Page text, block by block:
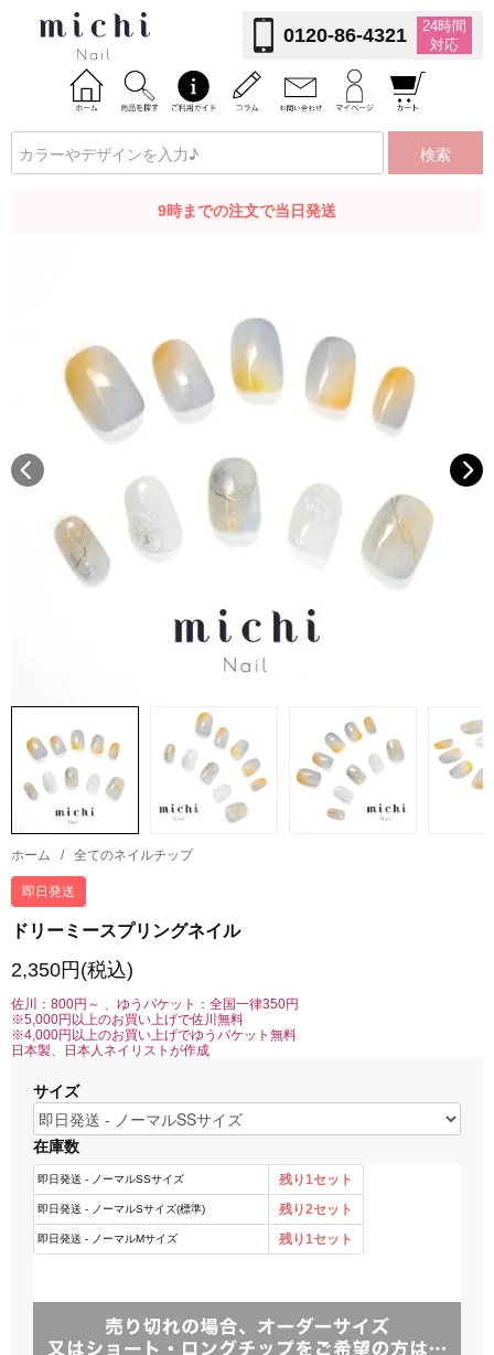
0120-86-4321
24時間
対応
検索
9時までの注文で当日発送
ホーム / 全てのネイルチップ
即日発送
ドリーミースプリングネイル
2,350円(税込)
佐川：800円～ 、ゆうパケット：全国一律350円
※5,000円以上のお買い上げで佐川無料
※4,000円以上のお買い上げでゆうパケット無料
日本製、日本人ネイリストが作成
サイズ
在庫数